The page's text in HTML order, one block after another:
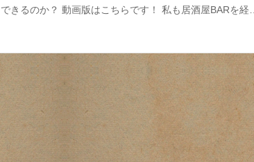
できるのか？ 動画版はこちらです！ 私も居酒屋BARを経…